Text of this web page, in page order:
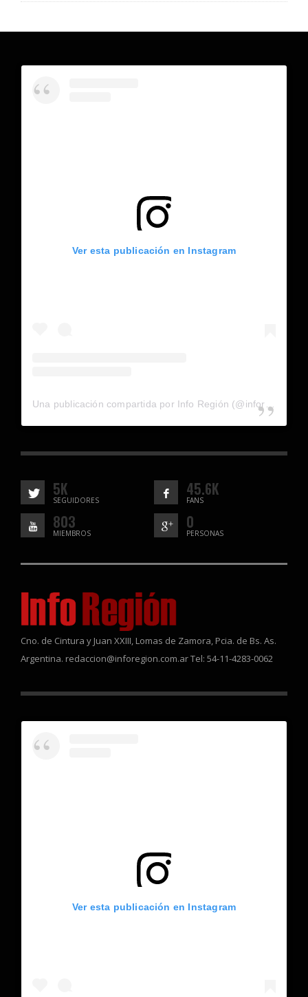
Ver esta publicación en Instagram
Una publicación compartida por Info Región (@inforegion_redes)
5K
SEGUIDORES
45.6K
FANS
803
MIEMBROS
0
PERSONAS
Cno. de Cintura y Juan XXIII, Lomas de Zamora, Pcia. de Bs. As.
Argentina. redaccion@inforegion.com.ar Tel: 54-11-4283-0062
Ver esta publicación en Instagram